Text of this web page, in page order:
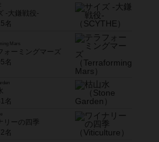
-大鎌戦役-
名
Mars
ォーミングマーズ
名
名
リーの四季
名